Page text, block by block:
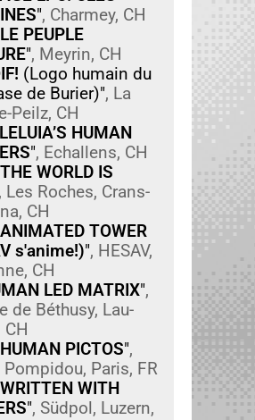
", Charmey, CH
LE PEUPLE
", Meyrin, CH
(Logo humain du
de Buri­er)", La
Peilz, CH
HUMAN
", Echal­lens, CH
THE WORLD IS
, Les Roches, Crans-
CH
ANIMATED TOWER
s'anime!)", HESAV,
CH
LED MATRIX",
de Béthusy, Lau­
HUMAN PICTOS",
Pom­pi­dou, Paris, FR
WRITTEN WITH
", Süd­pol, Luzern,